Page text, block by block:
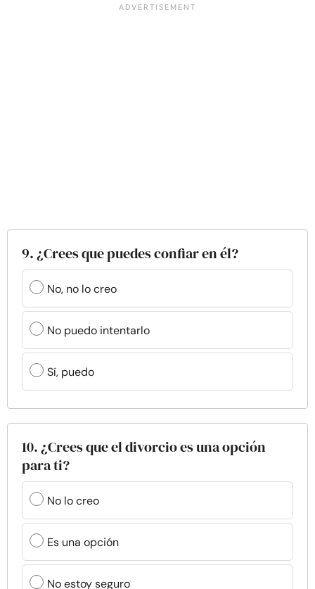
9. ¿Crees que puedes confiar en él?
No, no lo creo
No puedo intentarlo
Sí, puedo
10. ¿Crees que el divorcio es una opción
para ti?
No lo creo
Es una opción
No estoy seguro